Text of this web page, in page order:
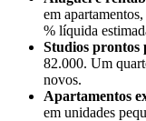
em
% líquida
Studios prontos
82.000. Um
novos.
Apartamentos
em unidades